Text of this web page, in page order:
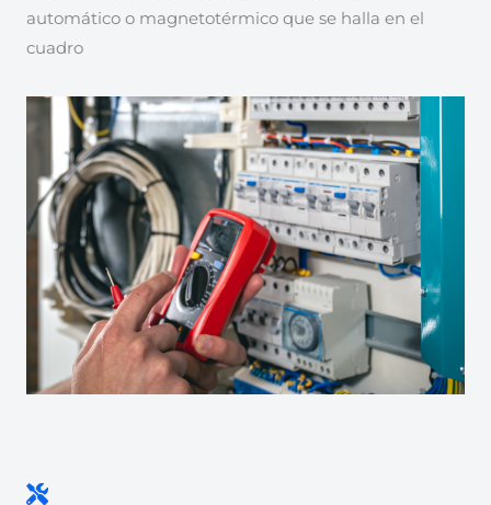
automático o magnetotérmico que se halla en el
cuadro